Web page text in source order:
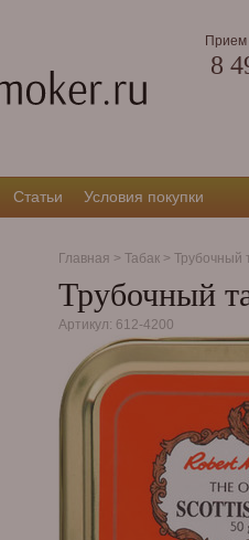
Прием
8
Статьи Условия покупки
Главная > Табак > Трубочный
Трубочный
Артикул: 612-4200